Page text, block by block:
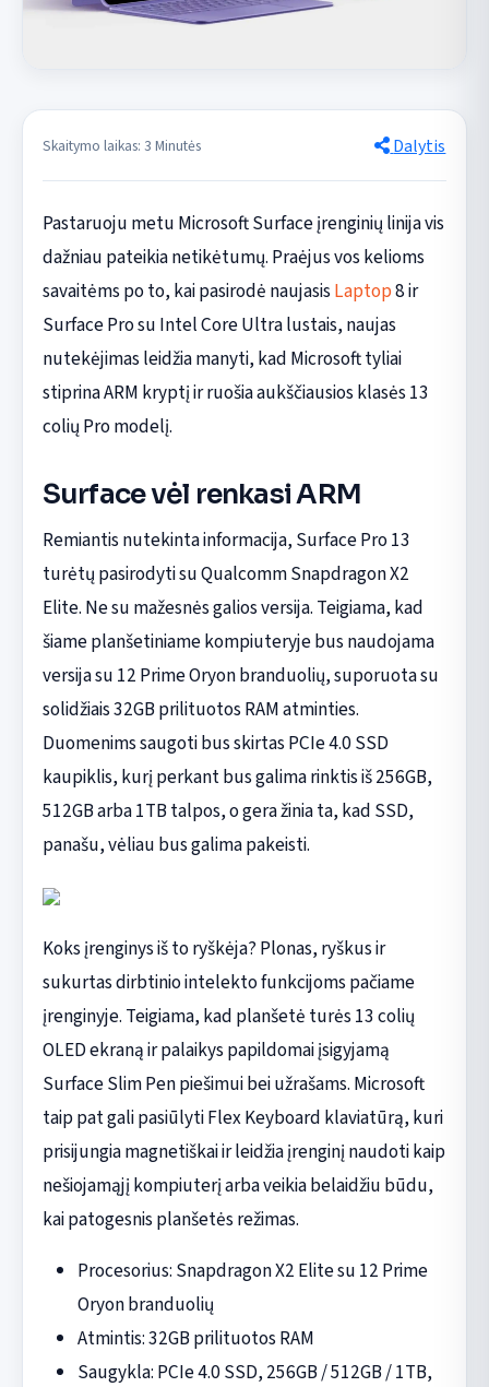
Skaitymo laikas: 3 Minutės Dalytis
Pastaruoju metu Microsoft Surface įrenginių linija vis
dažniau pateikia netikėtumų. Praėjus vos kelioms
savaitėms po to, kai pasirodė naujasisLaptop8 ir
Surface Pro su Intel Core Ultra lustais, naujas
nutekėjimas leidžia manyti, kad Microsoft tyliai
stiprina ARM kryptį ir ruošia aukščiausios klasės 13
colių Pro modelį.
Surface vėl renkasi ARM
Remiantis nutekinta informacija, Surface Pro 13
turėtų pasirodyti su Qualcomm Snapdragon X2
Elite. Ne su mažesnės galios versija. Teigiama, kad
šiame planšetiniame kompiuteryje bus naudojama
versija su 12 Prime Oryon branduolių, suporuota su
solidžiais 32GB prilituotos RAM atminties.
Duomenims saugoti bus skirtas PCIe 4.0 SSD
kaupiklis, kurį perkant bus galima rinktis iš 256GB,
512GB arba 1TB talpos, o gera žinia ta, kad SSD,
panašu, vėliau bus galima pakeisti.
Koks įrenginys iš to ryškėja? Plonas, ryškus ir
sukurtas dirbtinio intelekto funkcijoms pačiame
įrenginyje. Teigiama, kad planšetė turės 13 colių
OLED ekraną ir palaikys papildomai įsigyjamą
Surface Slim Pen piešimui bei užrašams. Microsoft
taip pat gali pasiūlyti Flex Keyboard klaviatūrą, kuri
prisijungia magnetiškai ir leidžia įrenginį naudoti kaip
nešiojamąjį kompiuterį arba veikia belaidžiu būdu,
kai patogesnis planšetės režimas.
Procesorius: Snapdragon X2 Elite su 12 Prime
Oryon branduolių
Atmintis: 32GB prilituotos RAM
Saugykla: PCIe 4.0 SSD, 256GB / 512GB / 1TB,